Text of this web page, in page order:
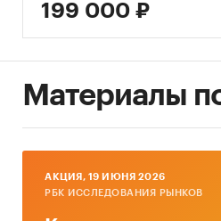
анимации и
Составление прогноза
2030 г.
Основные блоки
Обзор российского
Конкурентный анализ
школ по анимации и
199 000 ₽
Материалы
AКЦИЯ, 19 ИЮНЯ 2026
РБК ИССЛЕДОВАНИЯ РЫНКОВ